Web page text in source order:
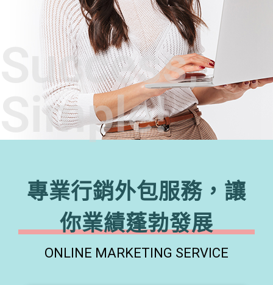
Success,
Simple!
專業行銷外包服務，讓
你業績蓬勃發展
ONLINE MARKETING SERVICE